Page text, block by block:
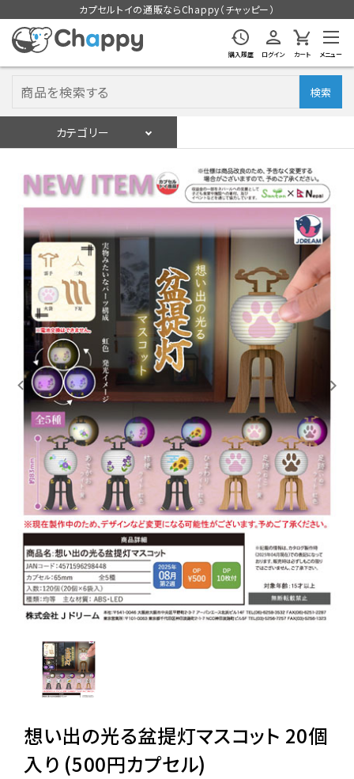
カプセルトイの通販ならChappy（チャッピー）
購入履歴 ログイン カート メニュー
検索
カテゴリー
ログイン 会員登録
入荷スケジュールをチェック
カプセルトイマシン本体
カプセルトイ
販促用空カプセル
レンタル
景品・玩具・文具
販促用カプセルトイ
よくあるご質問
ご利用ガイド
06-6282-7659
想い出の光る盆提灯マスコット 20個
入り (500円カプセル)